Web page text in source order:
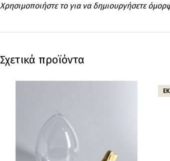
Χρησιμοποιήστε το για να δημιουργήσετε
Σχετικά προϊόντα